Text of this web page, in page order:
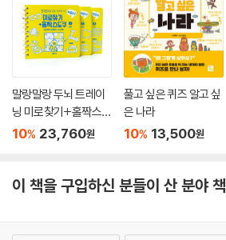
말랑말랑 두뇌 트레이
닝 미로찾기+홀짝스도
쿠 1~3 세트
10% 23,760원
풀고 싶은 퀴즈 알고 싶
은 나라
10% 13,500원
이 책을 구입하신 분들이 산 분야 책